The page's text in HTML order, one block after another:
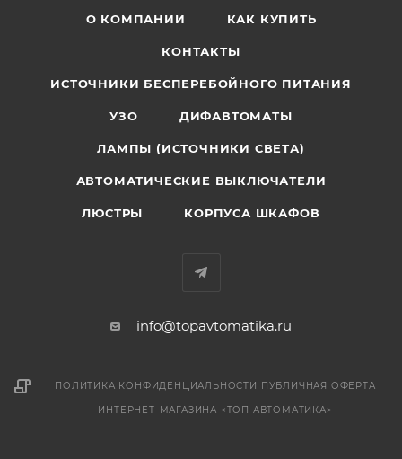
О КОМПАНИИ КАК КУПИТЬ
КОНТАКТЫ
ИСТОЧНИКИ БЕСПЕРЕБОЙНОГО ПИТАНИЯ
УЗО ДИФАВТОМАТЫ
ЛАМПЫ (ИСТОЧНИКИ СВЕТА)
АВТОМАТИЧЕСКИЕ ВЫКЛЮЧАТЕЛИ
ЛЮСТРЫ КОРПУСА ШКАФОВ
info@topavtomatika.ru
ПОЛИТИКА КОНФИДЕНЦИАЛЬНОСТИ ПУБЛИЧНАЯ ОФЕРТА
ИНТЕРНЕТ-МАГАЗИНА <ТОП АВТОМАТИКА>